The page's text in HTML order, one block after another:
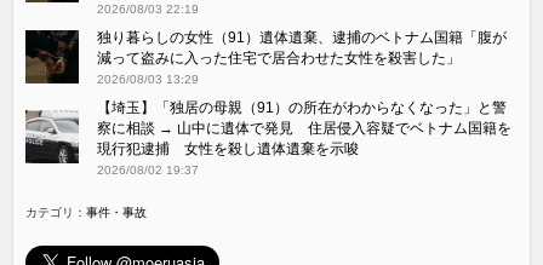
2026/08/03 22:19
独り暮らしの女性（91）遺体遺棄、逮捕のベトナム国籍「腹が
減って盗みに入った住宅で居合わせた女性を殺害した」
2026/08/03 13:29
【埼玉】「独居の母親（91）の所在がわからなくなった」と警
察に相談 → 山中に遺体で発見 住居侵入容疑でベトナム国籍を
現行犯逮捕 女性を殺し遺体遺棄を示唆
2026/08/02 19:37
カテゴリ：事件・事故